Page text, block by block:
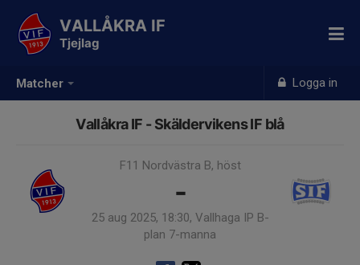
Matcher Logga in
VALLÅKRA IF
Tjejlag
Vallåkra IF - Skäldervikens IF blå
F11 Nordvästra B, höst
-
25 aug 2025, 18:30, Vallhaga IP B-
plan 7-manna